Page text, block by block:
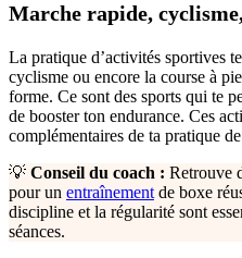
Marche rapide,
La pratique d’activités sportives
cyclisme ou encore la course à
forme. Ce sont des sports qui te
de booster ton endurance. Ces
complémentaires de ta pratique
💡 Conseil du coach : Retrouve
pour un entraînement de boxe
discipline et la régularité sont
séances.